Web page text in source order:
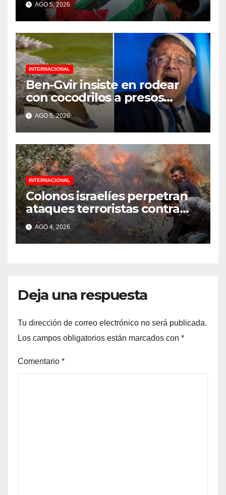
genocidio
AGO 5, 2026
INTERNACIONAL
Ben-Gvir insiste en rodear
con cocodrilos a presos
palestinos
AGO 5, 2026
INTERNACIONAL
Colonos israelíes perpetran
ataques terroristas contra
familias palestinas en
Cisjordania
AGO 4, 2026
Deja una respuesta
Tu dirección de correo electrónico no será publicada.
Los campos obligatorios están marcados con *
Comentario *